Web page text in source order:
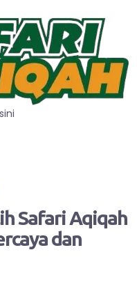
Safari Aqiqah
dan